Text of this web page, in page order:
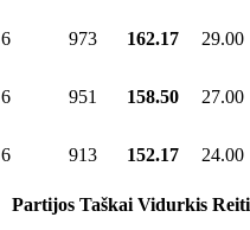
6 973 162.17 29.00
6 951 158.50 27.00
6 913 152.17 24.00
Partijos Taškai Vidurkis